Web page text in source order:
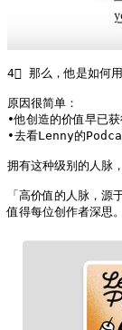
4⃣ 那么，他是如何
原因很简单：
•他创造的价值早已
•去看Lenny的
拥有这种级别的人脉
「高价值的人脉，源
值得每位创作者深思。